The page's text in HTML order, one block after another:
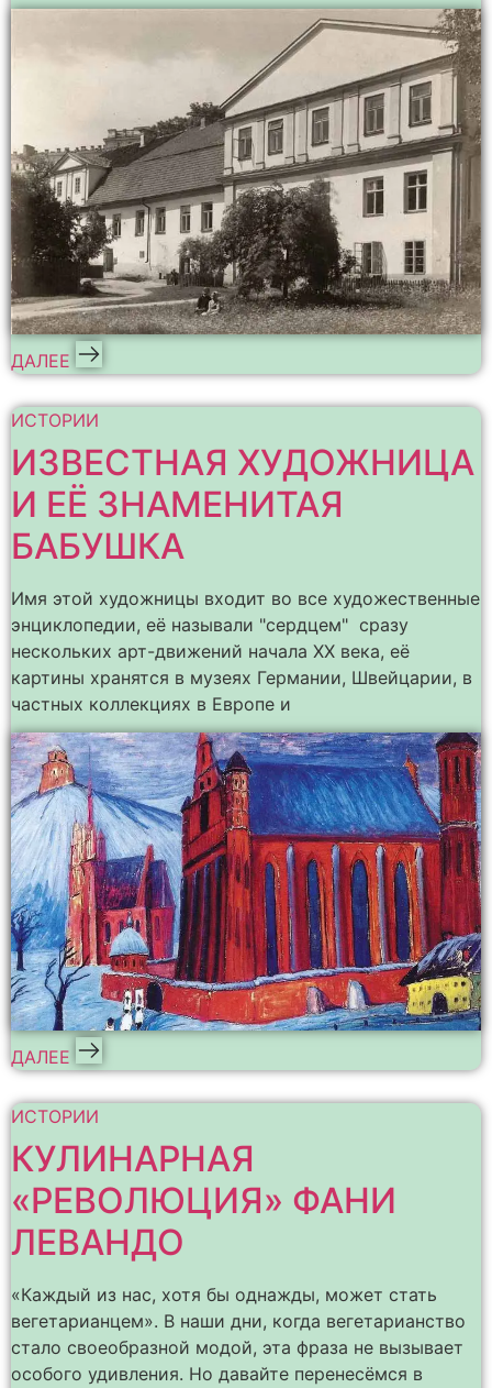
ДАЛЕЕ
ИСТОРИИ
ИЗВЕСТНАЯ ХУДОЖНИЦА
И ЕЁ ЗНАМЕНИТАЯ
БАБУШКА
Имя этой художницы входит во все художественные
энциклопедии, её называли "сердцем" сразу
нескольких арт-движений начала ХХ века, её
картины хранятся в музеях Германии, Швейцарии, в
частных коллекциях в Европе и
ДАЛЕЕ
ИСТОРИИ
КУЛИНАРНАЯ
«РЕВОЛЮЦИЯ» ФАНИ
ЛЕВАНДО
«Каждый из нас, хотя бы однажды, может стать
вегетарианцем». В наши дни, когда вегетарианство
стало своеобразной модой, эта фраза не вызывает
особого удивления. Но давайте перенесёмся в